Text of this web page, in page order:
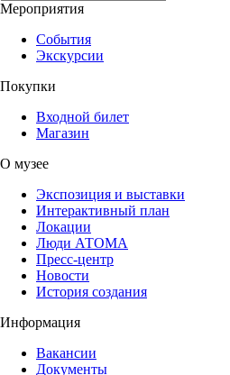
Мероприятия
События
Экскурсии
Покупки
Входной билет
Магазин
О музее
Экспозиция и выставки
Интерактивный план
Локации
Люди АТОМА
Пресс-центр
Новости
История создания
Информация
Вакансии
Документы